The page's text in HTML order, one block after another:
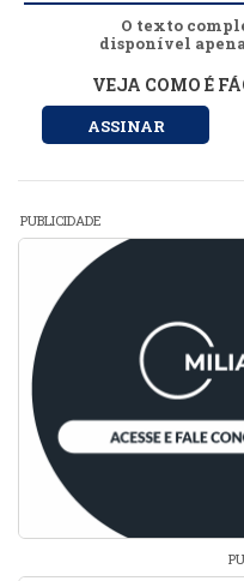
O texto
disponível
VEJA COMO É
ASSINAR
PUBLICIDADE